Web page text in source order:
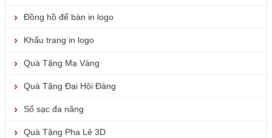
Đồng hồ để bàn in logo
Khẩu trang in logo
Quà Tặng Mạ Vàng
Quà Tặng Đại Hội Đảng
Sổ sạc đa năng
Quà Tặng Pha Lê 3D